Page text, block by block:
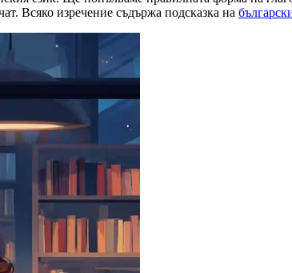
Всяко изречение съдържа подсказка на